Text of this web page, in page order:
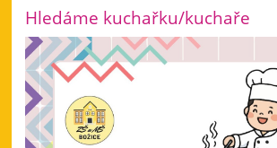
Hledáme kuchařku/kuchaře